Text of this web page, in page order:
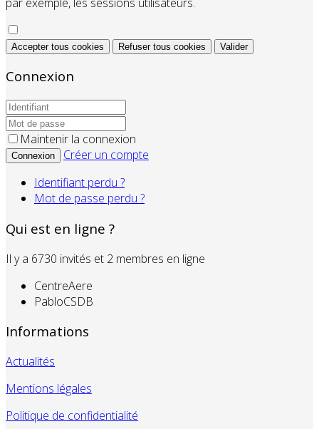
Accepter tous cookies Refuser tous cookies Valider
Connexion
Maintenir la connexion
Connexion
Créer un compte
Identifiant perdu ?
Mot de passe perdu ?
Qui est en ligne ?
Il y a 6730 invités et 2 membres en ligne
CentreAere
PabloCSDB
Informations
Actualités
Mentions légales
Politique de confidentialité